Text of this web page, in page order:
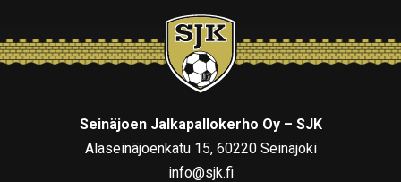
Seinäjoen Jalkapallokerho Oy – SJK
Alaseinäjoenkatu 15, 60220 Seinäjoki
info@sjk.fi